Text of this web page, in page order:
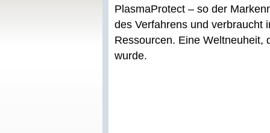
PlasmaProtect – so der
des Verfahrens und verbraucht
Ressourcen. Eine Weltneuheit,
wurde.